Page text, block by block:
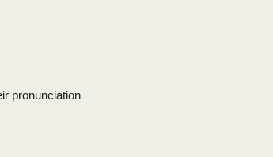
pronunciation